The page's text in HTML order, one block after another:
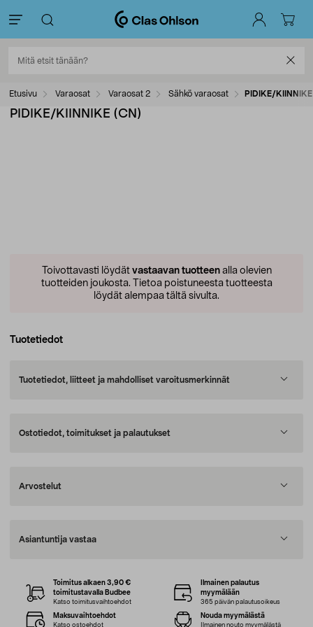
Etusivu Varaosat Varaosat 2 Sähkö varaosat PIDIKE/
PIDIKE/KIINNIKE (CN)
Toivottavasti löydät vastaavan tuotteenalla olevien
tuotteiden joukosta. Tietoa poistuneesta tuotteesta
löydät alempaa tältä sivulta.
Tuotetiedot
Tuotetiedot, liitteet ja mahdolliset varoitusmerkinnät
Ostotiedot, toimitukset ja palautukset
Arvostelut
Asiantuntija vastaa
Toimitus alkaen 3,90 €
toimitustavalla Budbee
Katso toimitusvaihtoehdot
Ilmainen palautus
myymälään
365 päivän palautusoikeus
Maksuvaihtoehdot
Katso ostoehdot
Nouda myymälästä
Ilmainen nouto myymälästä